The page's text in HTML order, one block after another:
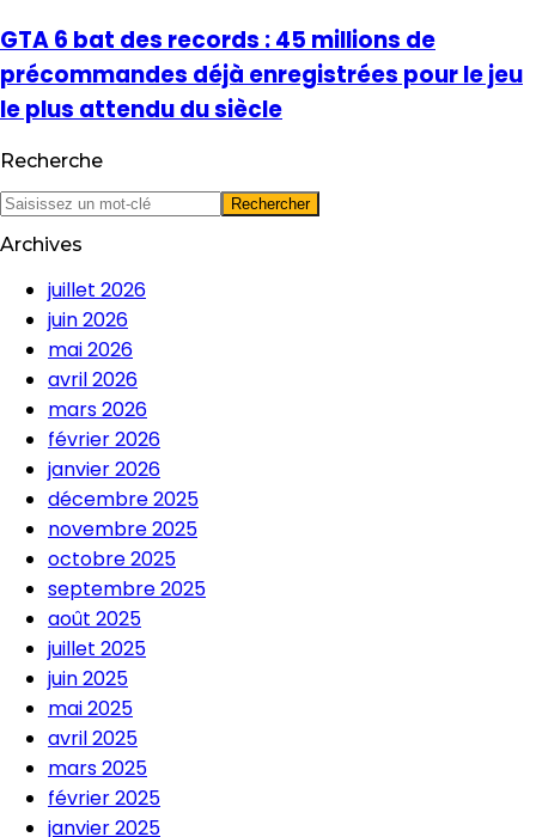
GTA 6 bat des records : 45 millions de
précommandes déjà enregistrées pour le jeu
le plus attendu du siècle
Recherche
Archives
juillet 2026
juin 2026
mai 2026
avril 2026
mars 2026
février 2026
janvier 2026
décembre 2025
novembre 2025
octobre 2025
septembre 2025
août 2025
juillet 2025
juin 2025
mai 2025
avril 2025
mars 2025
février 2025
janvier 2025